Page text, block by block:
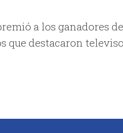
a los ganadores
que destacaron